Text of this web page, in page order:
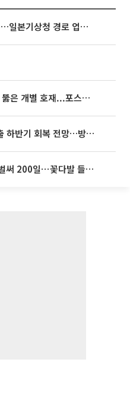
태풍 '돌핀' 오키나와 접근…일본기상청 경로 업데이트
[증시키워드] 반도체 충격 뚫은 개별 호재...포스코퓨처엠·에코프로·한화솔루션 '눈길'
iM "LIG D&A, 천궁-II 매출 하반기 회복 전망…방산 톱픽 유지"
아옳이, 한의사 김형배와 벌써 200일⋯꽃다발 들고 "프러포즈 아냐"